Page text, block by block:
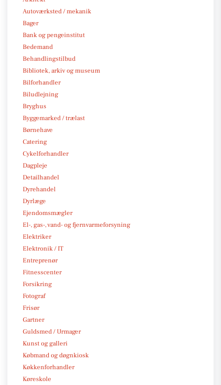
Autoværksted / mekanik
Bager
Bank og pengeinstitut
Bedemand
Behandlingstilbud
Bibliotek, arkiv og museum
Bilforhandler
Biludlejning
Bryghus
Byggemarked / trælast
Børnehave
Catering
Cykelforhandler
Dagpleje
Detailhandel
Dyrehandel
Dyrlæge
Ejendomsmægler
El-, gas-, vand- og fjernvarmeforsyning
Elektriker
Elektronik / IT
Entreprenør
Fitnesscenter
Forsikring
Fotograf
Frisør
Gartner
Guldsmed / Urmager
Kunst og galleri
Købmand og døgnkiosk
Køkkenforhandler
Køreskole